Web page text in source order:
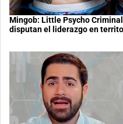
Mingob: Little Psycho
disputan el liderazgo en